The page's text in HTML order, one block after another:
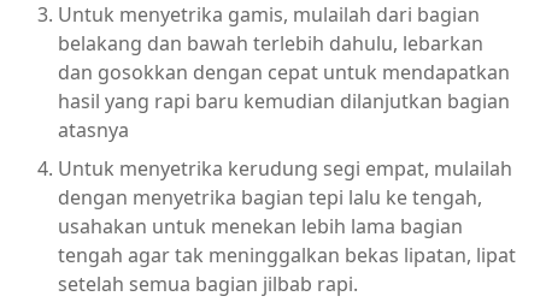
Untuk menyetrika gamis, mulailah dari bagian
belakang dan bawah terlebih dahulu, lebarkan
dan gosokkan dengan cepat untuk mendapatkan
hasil yang rapi baru kemudian dilanjutkan bagian
atasnya
Untuk menyetrika kerudung segi empat, mulailah
dengan menyetrika bagian tepi lalu ke tengah,
usahakan untuk menekan lebih lama bagian
tengah agar tak meninggalkan bekas lipatan, lipat
setelah semua bagian jilbab rapi.